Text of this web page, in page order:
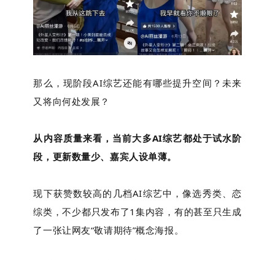
那么，现阶段AI综艺还能有哪些提升空间？未来
又将向何处发展？
从内容质量来看，当前大多AI综艺都处于试水阶
段，更新数量少、嘉宾人设单薄。
现下获赞数较高的几档AI综艺中，像选秀类、恋
综类，不少都只发布了1集内容，有的甚至只生成
了一张让网友“敬请期待”概念海报。